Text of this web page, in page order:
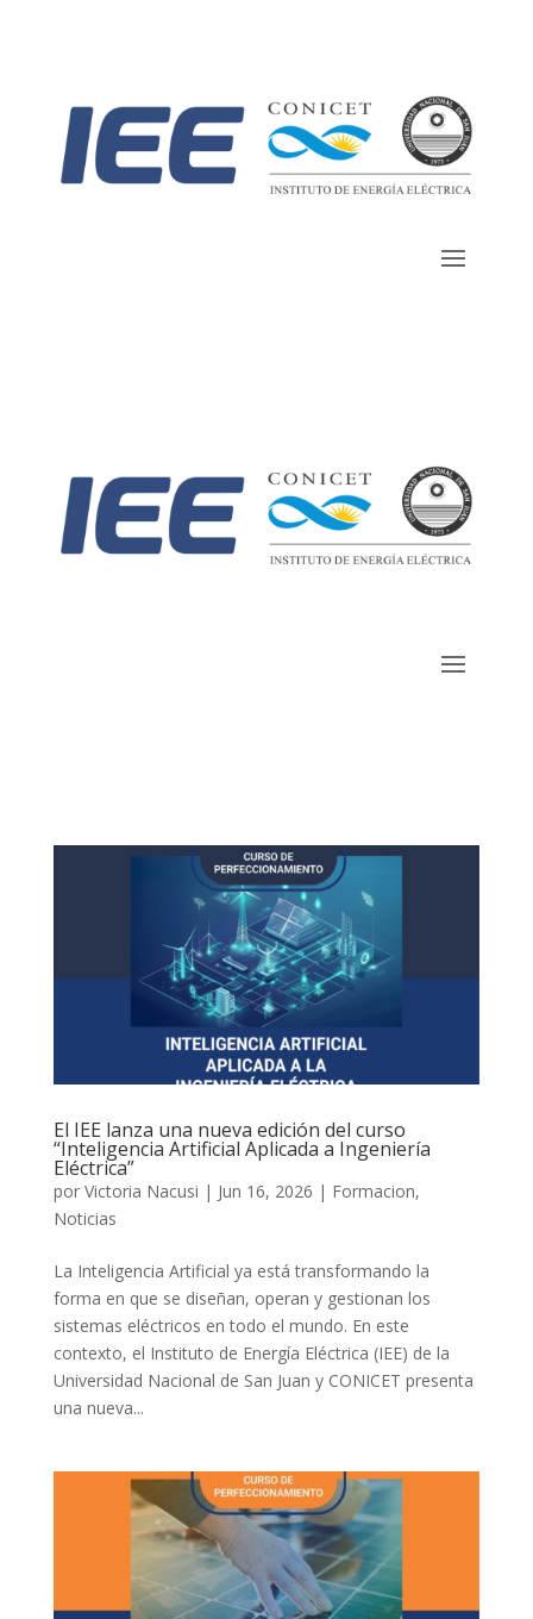
El IEE lanza una nueva edición del curso
“Inteligencia Artificial Aplicada a Ingeniería
Eléctrica”
por Victoria Nacusi | Jun 16, 2026 | Formacion,
Noticias
La Inteligencia Artificial ya está transformando la
forma en que se diseñan, operan y gestionan los
sistemas eléctricos en todo el mundo. En este
contexto, el Instituto de Energía Eléctrica (IEE) de la
Universidad Nacional de San Juan y CONICET presenta
una nueva...